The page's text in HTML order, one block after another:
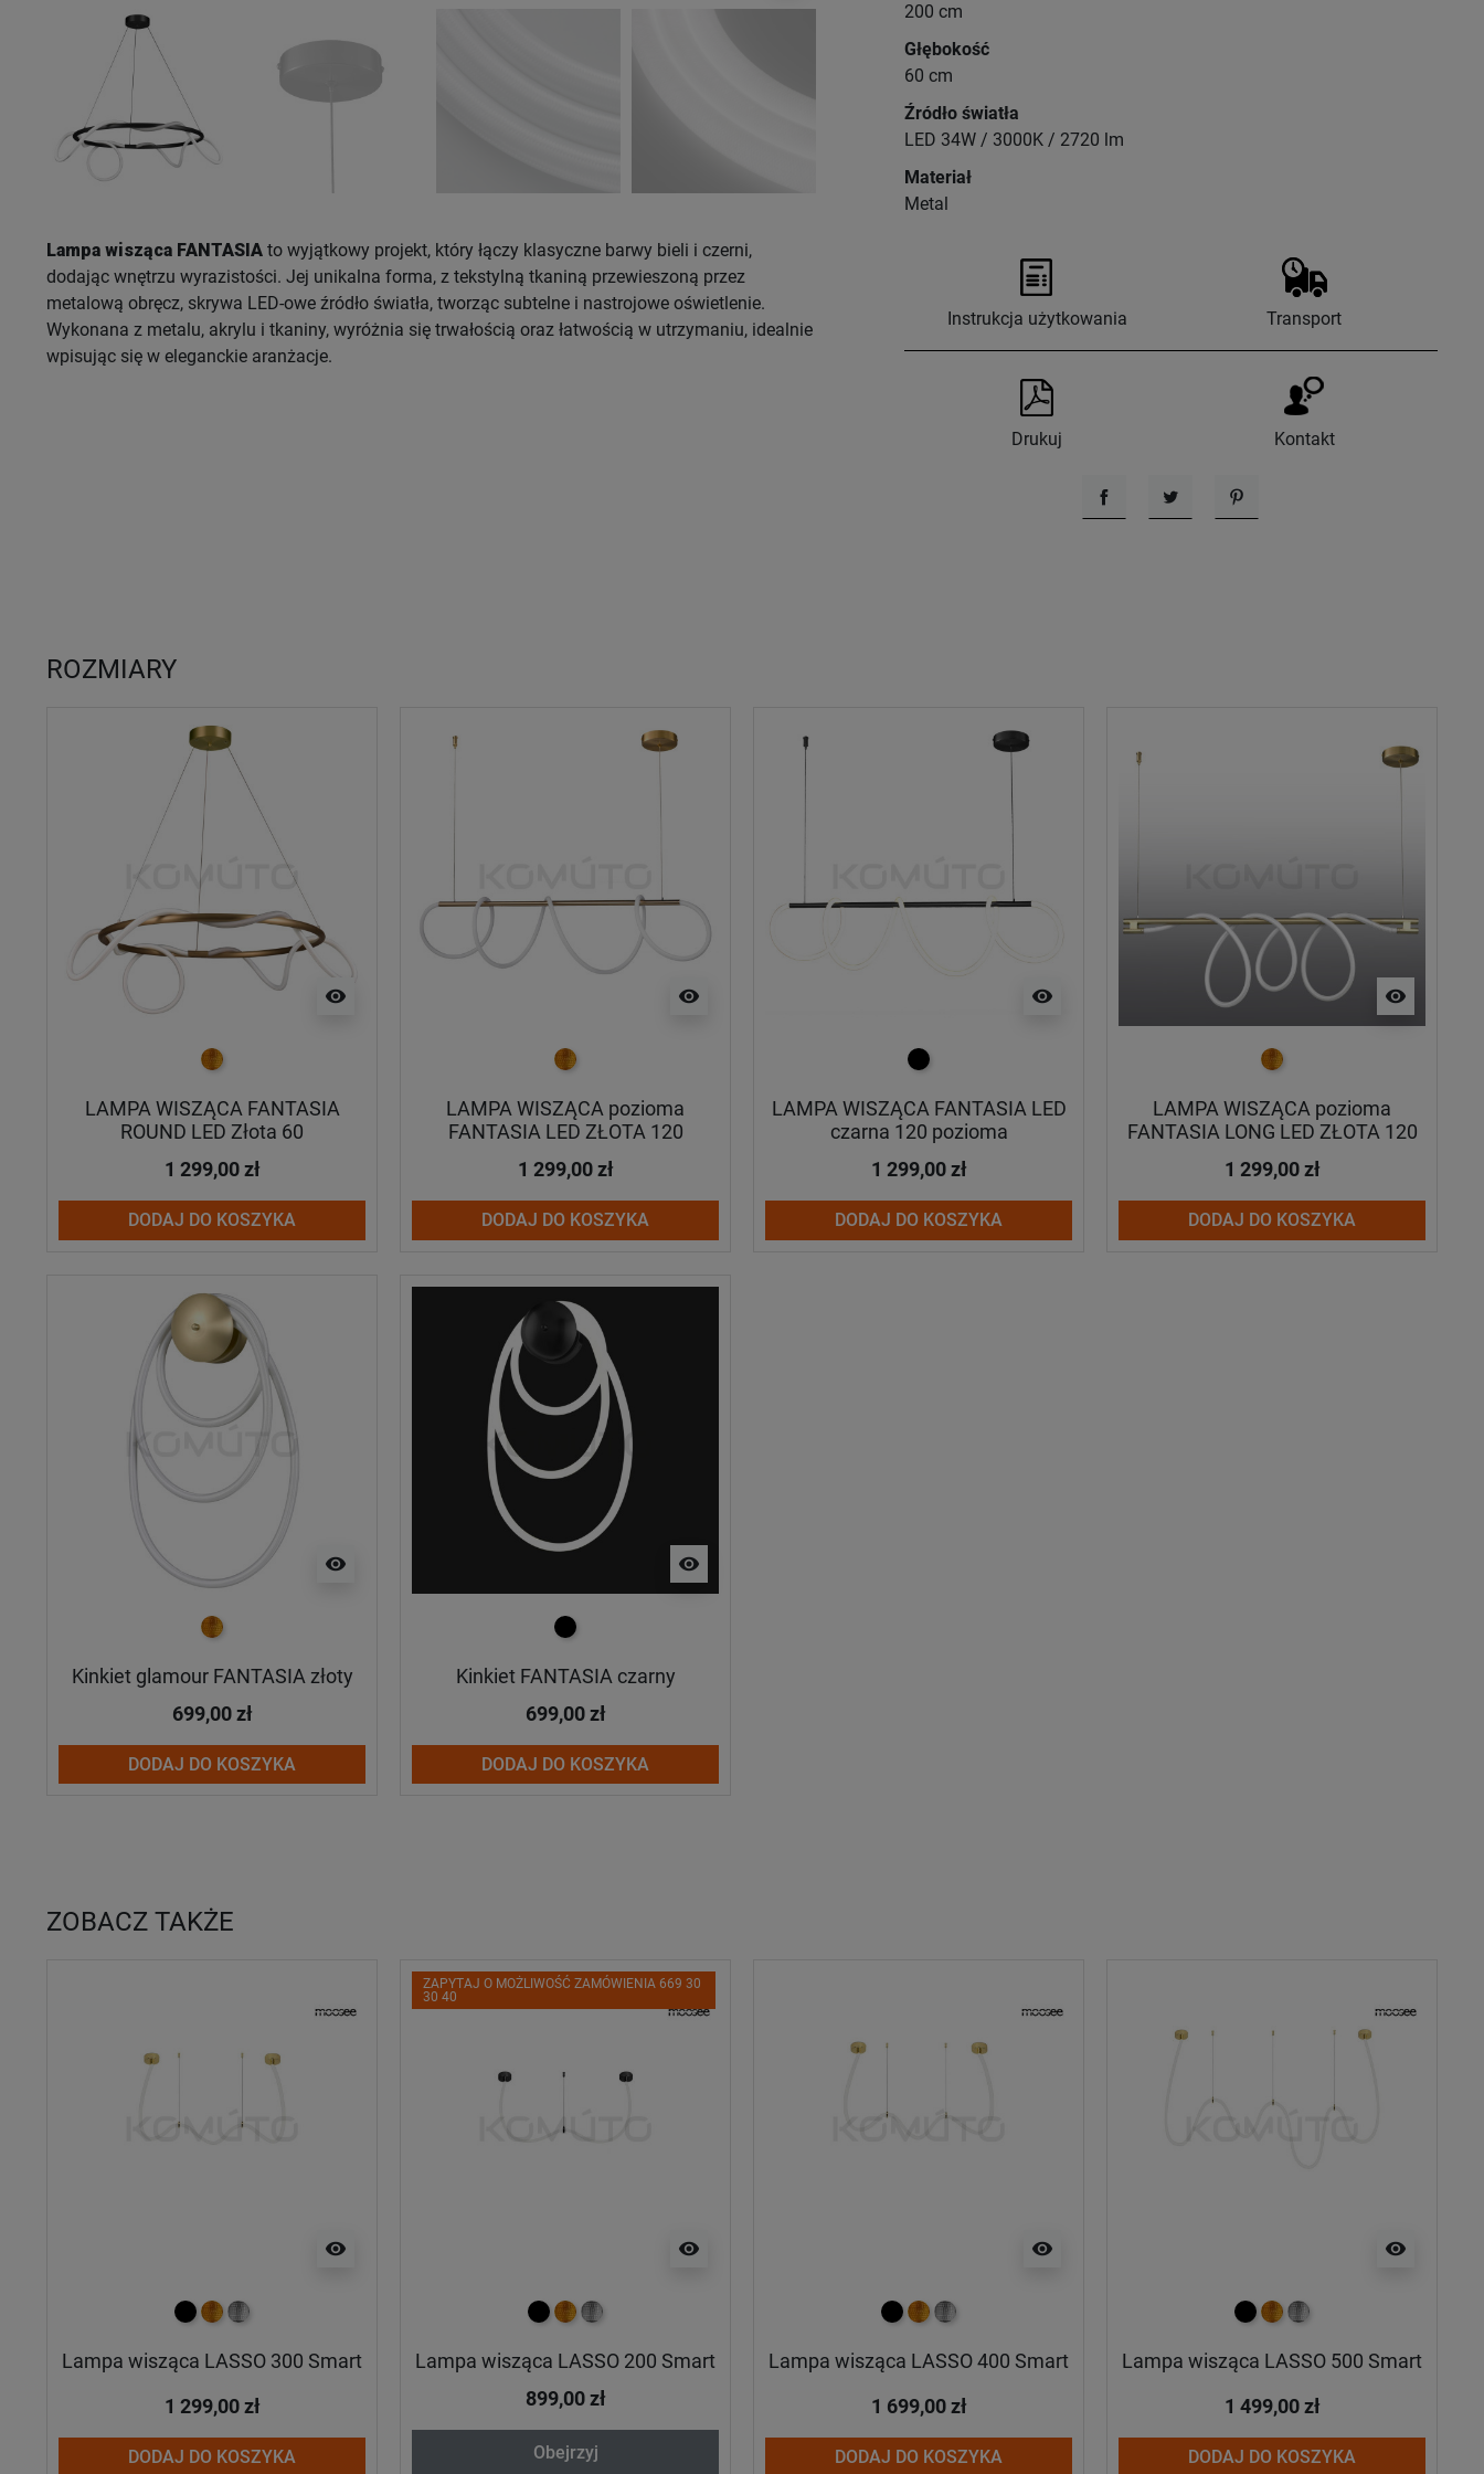
Lampa wisząca FANTASIA to wyjątkowy projekt, który łączy klasyczne barwy bieli i czerni,
dodając wnętrzu wyrazistości. Jej unikalna forma, z tekstylną tkaniną przewieszoną przez
metalową obręcz, skrywa LED-owe źródło światła, tworząc subtelne i nastrojowe oświetlenie.
Wykonana z metalu, akrylu i tkaniny, wyróżnia się trwałością oraz łatwością w utrzymaniu, idealnie
wpisując się w eleganckie aranżacje.
200 cm
Głębokość
60 cm
Źródło światła
LED 34W / 3000K / 2720 lm
Materiał
Metal
Instrukcja użytkowania Transport
Drukuj Kontakt
UdostępnijTweetujPinterest
ROZMIARY
visibility
złoty
LAMPA WISZĄCA FANTASIA
ROUND LED Złota 60
1 299,00 zł
DODAJ DO KOSZYKA
visibility
złoty
LAMPA WISZĄCA pozioma
FANTASIA LED ZŁOTA 120
1 299,00 zł
DODAJ DO KOSZYKA
visibility
czarny
LAMPA WISZĄCA FANTASIA LED
czarna 120 pozioma
1 299,00 zł
DODAJ DO KOSZYKA
visibility
złoty
LAMPA WISZĄCA pozioma
FANTASIA LONG LED ZŁOTA 120
1 299,00 zł
DODAJ DO KOSZYKA
visibility
złoty
Kinkiet glamour FANTASIA złoty
699,00 zł
DODAJ DO KOSZYKA
visibility
czarny
Kinkiet FANTASIA czarny
699,00 zł
DODAJ DO KOSZYKA
ZOBACZ TAKŻE
visibility
czarny
złotysrebrny
Lampa wisząca LASSO 300 Smart
1 299,00 zł
DODAJ DO KOSZYKA
ZAPYTAJ O MOŻLIWOŚĆ ZAMÓWIENIA 669 30
30 40
visibility
czarny
złotysrebrny
Lampa wisząca LASSO 200 Smart
899,00 zł
Obejrzyj
visibility
czarny
złotysrebrny
Lampa wisząca LASSO 400 Smart
1 699,00 zł
DODAJ DO KOSZYKA
visibility
czarny
złotysrebrny
Lampa wisząca LASSO 500 Smart
1 499,00 zł
DODAJ DO KOSZYKA